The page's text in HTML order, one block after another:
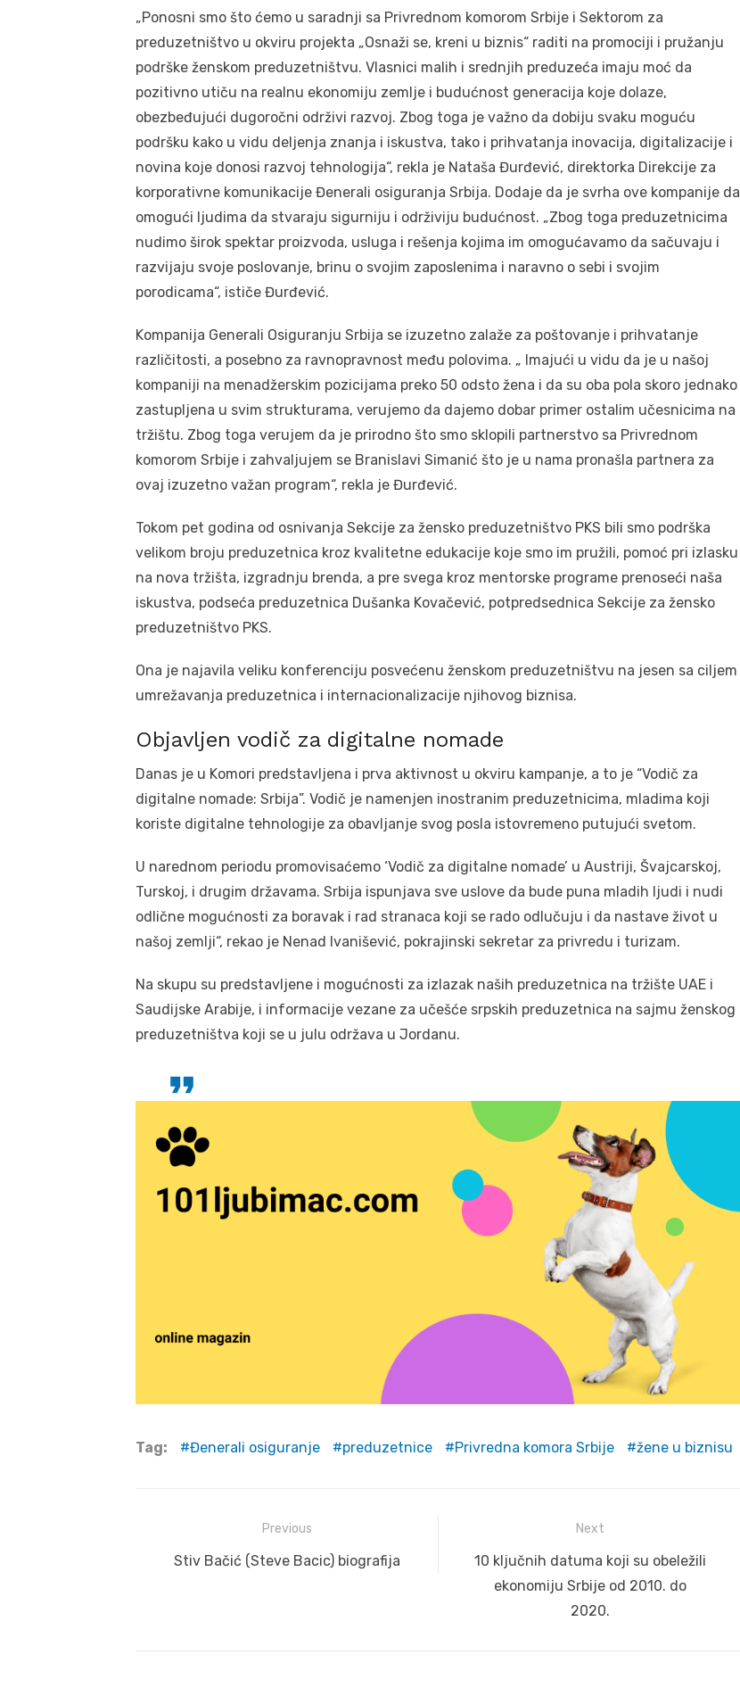
„Ponosni smo što ćemo u saradnji sa Privrednom komorom Srbije i Sektorom za
preduzetništvo u okviru projekta „Osnaži se, kreni u biznis“ raditi na promociji i pružanju
podrške ženskom preduzetništvu. Vlasnici malih i srednjih preduzeća imaju moć da
pozitivno utiču na realnu ekonomiju zemlje i budućnost generacija koje dolaze,
obezbeđujući dugoročni održivi razvoj. Zbog toga je važno da dobiju svaku moguću
podršku kako u vidu deljenja znanja i iskustva, tako i prihvatanja inovacija, digitalizacije i
novina koje donosi razvoj tehnologija“, rekla je Nataša Đurđević, direktorka Direkcije za
korporativne komunikacije Đenerali osiguranja Srbija. Dodaje da je svrha ove kompanije da
omogući ljudima da stvaraju sigurniju i održiviju budućnost. „Zbog toga preduzetnicima
nudimo širok spektar proizvoda, usluga i rešenja kojima im omogućavamo da sačuvaju i
razvijaju svoje poslovanje, brinu o svojim zaposlenima i naravno o sebi i svojim
porodicama“, ističe Đurđević.
Kompanija Generali Osiguranju Srbija se izuzetno zalaže za poštovanje i prihvatanje
različitosti, a posebno za ravnopravnost među polovima. „ Imajući u vidu da je u našoj
kompaniji na menadžerskim pozicijama preko 50 odsto žena i da su oba pola skoro jednako
zastupljena u svim strukturama, verujemo da dajemo dobar primer ostalim učesnicima na
tržištu. Zbog toga verujem da je prirodno što smo sklopili partnerstvo sa Privrednom
komorom Srbije i zahvaljujem se Branislavi Simanić što je u nama pronašla partnera za
ovaj izuzetno važan program“, rekla je Đurđević.
Tokom pet godina od osnivanja Sekcije za žensko preduzetništvo PKS bili smo podrška
velikom broju preduzetnica kroz kvalitetne edukacije koje smo im pružili, pomoć pri izlasku
na nova tržišta, izgradnju brenda, a pre svega kroz mentorske programe prenoseći naša
iskustva, podseća preduzetnica Dušanka Kovačević, potpredsednica Sekcije za žensko
preduzetništvo PKS.
Ona je najavila veliku konferenciju posvećenu ženskom preduzetništvu na jesen sa ciljem
umrežavanja preduzetnica i internacionalizacije njihovog biznisa.
Objavljen vodič za digitalne nomade
Danas je u Komori predstavljena i prva aktivnost u okviru kampanje, a to je “Vodič za
digitalne nomade: Srbija”. Vodič je namenjen inostranim preduzetnicima, mladima koji
koriste digitalne tehnologije za obavljanje svog posla istovremeno putujući svetom.
U narednom periodu promovisaćemo ‘Vodič za digitalne nomade’ u Austriji, Švajcarskoj,
Turskoj, i drugim državama. Srbija ispunjava sve uslove da bude puna mladih ljudi i nudi
odlične mogućnosti za boravak i rad stranaca koji se rado odlučuju i da nastave život u
našoj zemlji“, rekao je Nenad Ivanišević, pokrajinski sekretar za privredu i turizam.
Na skupu su predstavljene i mogućnosti za izlazak naših preduzetnica na tržište UAE i
Saudijske Arabije, i informacije vezane za učešće srpskih preduzetnica na sajmu ženskog
preduzetništva koji se u julu održava u Jordanu.
Tag: Đenerali osiguranje preduzetnice Privredna komora Srbije žene u biznisu
navigation
Previous
Previous
Stiv Bačić (Steve Bacic) biografija
Next
Next
post:
10 ključnih datuma koji su obeležili
ekonomiju Srbije od 2010. do
2020.